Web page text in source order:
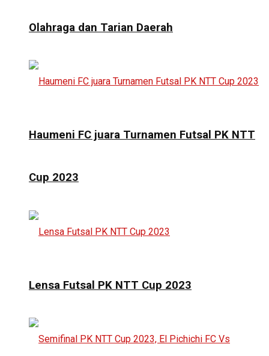
Olahraga dan Tarian Daerah
Haumeni FC juara Turnamen Futsal PK NTT
Cup 2023
Lensa Futsal PK NTT Cup 2023